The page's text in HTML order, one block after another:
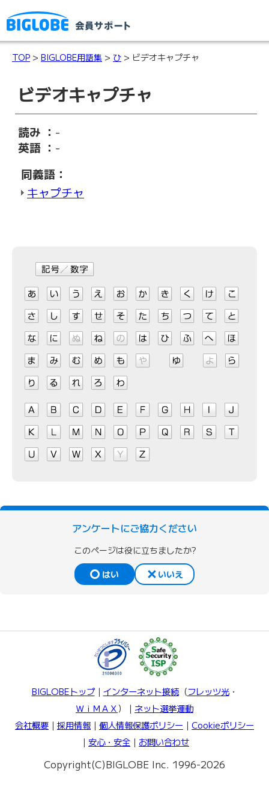
TOP > BIGLOBE用語集 > ひ > ビデオキャプチャ
ビデオキャプチャ
読み ： -
英語 ： -
同義語：
キャプチャ
アンケートにご協力ください
このページは役に立ちましたか?
はい
いいえ
BIGLOBEトップ｜ インターネット接続（フレッツ光・
ＷｉＭＡＸ）｜ ネット選挙運動
会社概要 ｜ 採用情報 ｜ 個人情報保護ポリシー ｜ Cookieポリシー
｜ 安心・安全 ｜ お問い合わせ
Copyright(C)BIGLOBE Inc. 1996-2026